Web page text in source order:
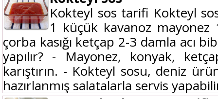
Kokteyl sos tarifi Kokteyl
1 küçük kavanoz mayonez
çorba kasığı ketçap 2-3 damla acı
yapılır? - Mayonez, konyak,
karıştırın. - Kokteyl sosu, deniz
hazırlanmış salatalarla servis